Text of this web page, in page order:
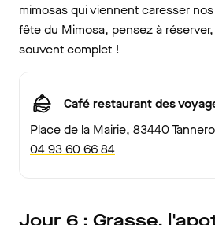
mimosas qui viennent caresser
fête du Mimosa, pensez à
souvent complet !
Café restaurant des
Place de la Mairie, 83440
04 93 60 66 84